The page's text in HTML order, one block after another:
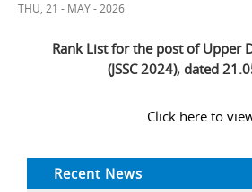
THU, 21 - MAY - 2026
Rank List for the post of Upper
(JSSC 2024), dated
Click here to
Recent News